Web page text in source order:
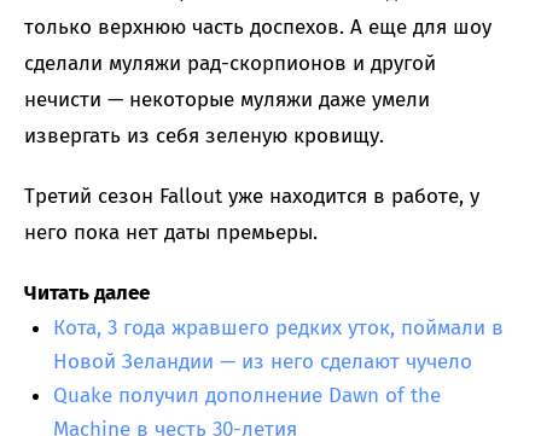
только верхнюю часть доспехов. А еще для шоу
сделали муляжи рад-скорпионов и другой
нечисти — некоторые муляжи даже умели
извергать из себя зеленую кровищу.
Третий сезон Fallout уже находится в работе, у
него пока нет даты премьеры.
Читать далее
Кота, 3 года жравшего редких уток, поймали в
Новой Зеландии — из него сделают чучело
Quake получил дополнение Dawn of the
Machine в честь 30-летия